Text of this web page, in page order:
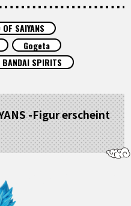
ES
SAIYANS
Gogeta
BANDAI SPIRITS
-Figur erscheint